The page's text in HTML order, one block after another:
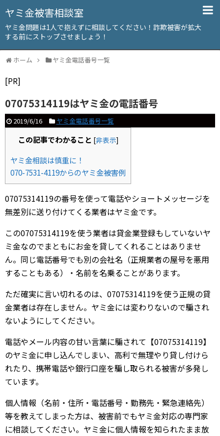
ヤミ金被害相談室
ヤミ金問題は1人で抱えずに相談してください！詐欺被害が拡大
する前にストップさせましょう！
ホーム ヤミ金電話番号一覧
[PR]
07075314119はヤミ金の電話番号
2019/6/16 ヤミ金電話番号一覧
この記事でわかること [非表示]
ヤミ金相談は慎重に！
070-7531-4119からのヤミ金被害例
07075314119の番号を使って電話やショートメッセージを
無差別に送り付けてくる業者はヤミ金です。
この07075314119を使う業者は貸金業登録もしていないヤ
ミ金なのでまともにお金を貸してくれることはありませ
ん。同じ電話番号でも別の会社名（正規業者の屋号を悪用
することもある）・名前を名乗ることがあります。
ただ確実に言い切れるのは、07075314119を使う正規の貸
金業者は存在しません。ヤミ金には変わりないので騙され
ないようにしてください。
電話やメール内容の甘い言葉に騙されて【07075314119】
のヤミ金に申し込んでしまい、高利で無理やり貸し付けら
れたり、携帯電話や銀行口座を騙し取られる被害が多発し
ています。
個人情報（名前・住所・電話番号・勤務先・緊急連絡先）
等を教えてしまった方は、被害前でもヤミ金対応の専門家
に相談してください。ヤミ金に個人情報を知られたまま放